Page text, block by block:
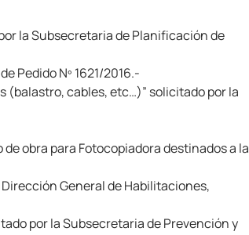
la Subsecretaria de Planificación de
Pedido Nº 1621/2016.-
(balastro, cables, etc…)” solicitado por la
obra para Fotocopiadora destinados a la
General de Habilitaciones,
por la Subsecretaria de Prevención y